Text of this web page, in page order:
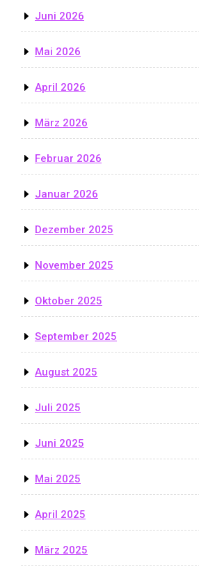
Juni 2026
Mai 2026
April 2026
März 2026
Februar 2026
Januar 2026
Dezember 2025
November 2025
Oktober 2025
September 2025
August 2025
Juli 2025
Juni 2025
Mai 2025
April 2025
März 2025